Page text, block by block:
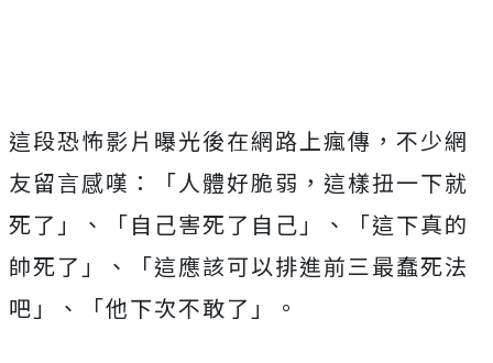
這段恐怖影片曝光後在網路上瘋傳，不少網
友留言感嘆：「人體好脆弱，這樣扭一下就
死了」、「自己害死了自己」、「這下真的
帥死了」、「這應該可以排進前三最蠢死法
吧」、「他下次不敢了」。